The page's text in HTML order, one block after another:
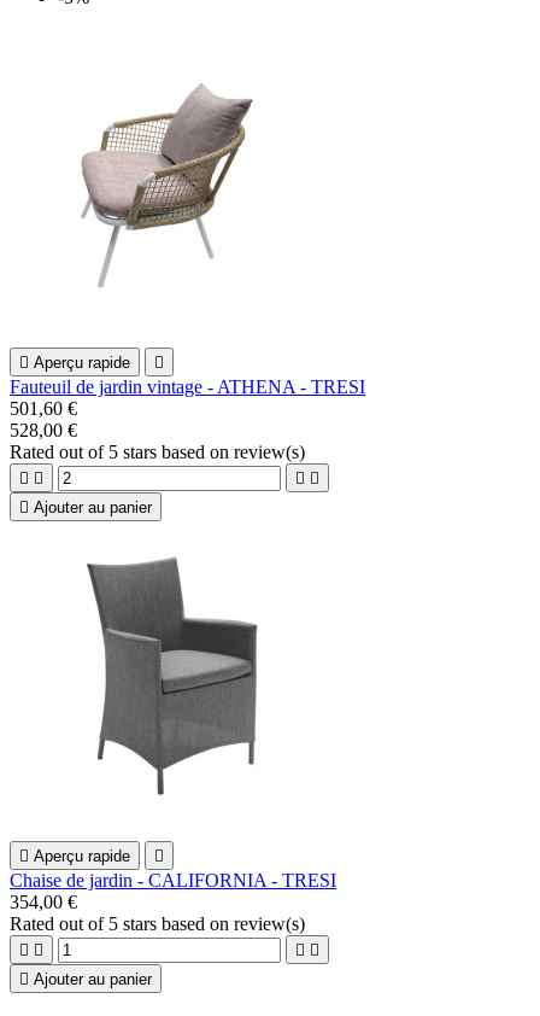
 Aperçu rapide 
Fauteuil de jardin vintage - ATHENA - TRESI
501,60 €
528,00 €
Rated out of 5 stars based on review(s)
   
 Ajouter au panier
 Aperçu rapide 
Chaise de jardin - CALIFORNIA - TRESI
354,00 €
Rated out of 5 stars based on review(s)
   
 Ajouter au panier